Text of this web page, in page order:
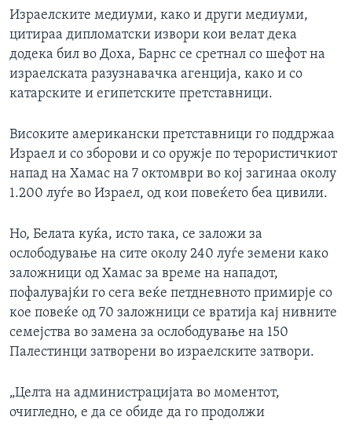
Израелските медиуми, како и други медиуми,
цитираа дипломатски извори кои велат дека
додека бил во Доха, Барнс се сретнал со шефот на
израелската разузнавачка агенција, како и со
катарските и египетските претставници.
Високите американски претставници го поддржаа
Израел и со зборови и со оружје по терористичкиот
напад на Хамас на 7 октомври во кој загинаа околу
1.200 луѓе во Израел, од кои повеќето беа цивили.
Но, Белата куќа, исто така, се заложи за
ослободување на сите околу 240 луѓе земени како
заложници од Хамас за време на нападот,
пофалувајќи го сега веќе петдневното примирје со
кое повеќе од 70 заложници се вратија кај нивните
семејства во замена за ослободување на 150
Палестинци затворени во израелските затвори.
„Целта на администрацијата во моментот,
очигледно, е да се обиде да го продолжи